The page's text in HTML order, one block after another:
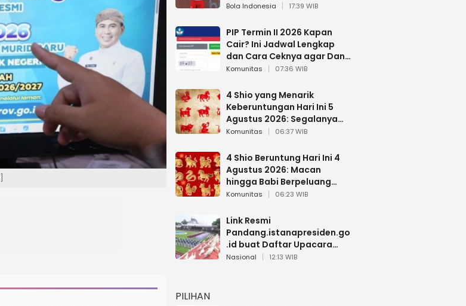
Bola Indonesia 17:39 WIB
PIP Termin II 2026 Kapan
Cair? Ini Jadwal Lengkap
dan Cara Ceknya agar Dana
Tidak Hangus!
Komunitas 07:36 WIB
4 Shio yang Menarik
Keberuntungan Hari Ini 5
Agustus 2026: Segalanya
Berjalan Lancar
Komunitas 06:37 WIB
4 Shio Beruntung Hari Ini 4
Agustus 2026: Macan
hingga Babi Berpeluang
Dapat Kabar Baik
Komunitas 06:23 WIB
Link Resmi
Pandang.istanapresiden.go
.id buat Daftar Upacara
Bendera HUT RI di Istana
Nasional 12:13 WIB
PILIHAN